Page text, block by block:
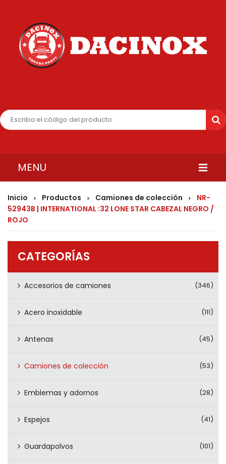
MENU
INICIO
QUIENES SOMOS
PRODUCTOS
CONTÁCTENOS
Inicio > Productos > Camiones de colección >
NR-
52943B | INTERNATIONAL :32 LONE STAR CABEZAL NEGRO /
ROJO
CATEGORÍAS
Accesorios de camiones (346)
Acero inoxidable (111)
Antenas (45)
Camiones de colección (53)
Emblemas y adornos (28)
Espejos (41)
Guardapolvos (101)